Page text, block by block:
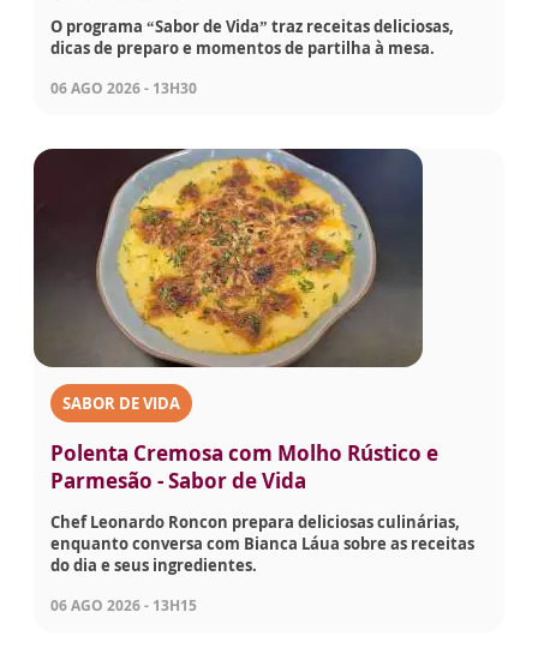
O programa “Sabor de Vida” traz receitas deliciosas,
dicas de preparo e momentos de partilha à mesa.
06 AGO 2026 - 13H30
SABOR DE VIDA
Polenta Cremosa com Molho Rústico e
Parmesão - Sabor de Vida
Chef Leonardo Roncon prepara deliciosas culinárias,
enquanto conversa com Bianca Láua sobre as receitas
do dia e seus ingredientes.
06 AGO 2026 - 13H15